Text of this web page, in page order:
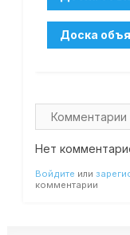
Нет
Войдите или
комментарии